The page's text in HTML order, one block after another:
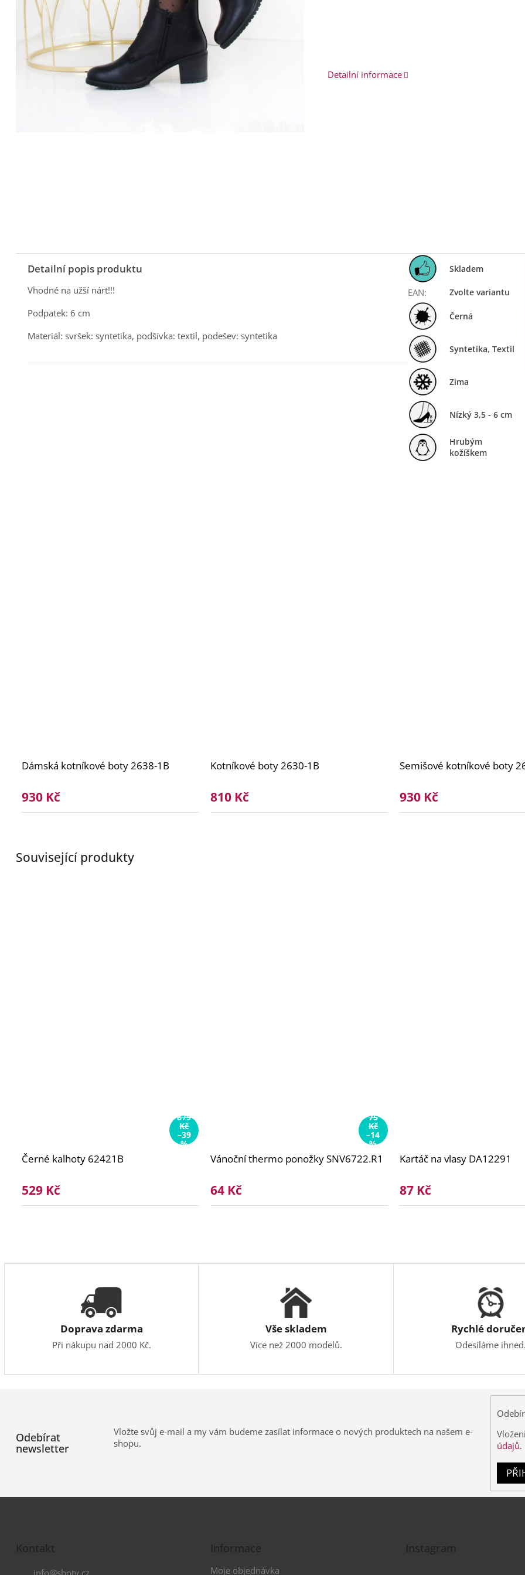
Detailní informace
Související produkty
879
Kč
–39
%
Černé kalhoty 62421B
529 Kč
75
Kč
–14
%
Vánoční thermo ponožky SNV6722.R1
64 Kč
Kartáč na vlasy DA12291
87 Kč
Detailní popis produktu
Vhodné na užší nárt!!!
Podpatek: 6 cm
Materiál: svršek: syntetika, podšívka: textil, podešev: syntetika
Skladem
EAN: Zvolte variantu
Černá
Syntetika, Textil
Zima
Nízký 3,5 - 6 cm
Hrubým
kožíškem
Dámská kotníkové boty 2638-1B
930 Kč
Kotníkové boty 2630-1B
810 Kč
Semišové kotníkové boty
930 Kč
Doprava zdarma
Při nákupu nad 2000 Kč.
Vše skladem
Více než 2000 modelů.
Rychlé
Odesíláme ihned.
Odebírat
newsletter
Vložte svůj e-mail a my vám budeme zasílat informace o nových produktech na našem e-
shopu.
údajů.
Kontakt
info@sboty.cz
Informace
Moje objednávka
Instagram